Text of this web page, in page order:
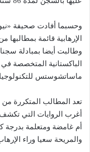
وحسبما أفادت صحيفة
الإرهابية قائمة
وطالبت أيضا بمبادلة
الباكستانية المتخصصة
ماساتشوستس
تعد المطالب المتكررة
أغرب الروايات التي
أم غامضة ومتعلمة بدرجة
والمريحة سعيا وراء